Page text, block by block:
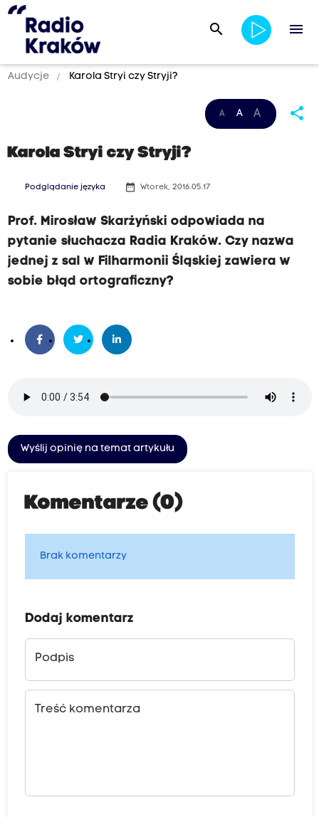
search menu
Audycje Karola Stryi czy Stryji?
A A A share
Karola Stryi czy Stryji?
Podglądanie języka date_range Wtorek, 2016.05.17
Prof. Mirosław Skarżyński odpowiada na
pytanie słuchacza Radia Kraków. Czy nazwa
jednej z sal w Filharmonii Śląskiej zawiera w
sobie błąd ortograficzny?
Wyślij opinię na temat artykułu
Komentarze (0)
Brak komentarzy
Dodaj komentarz
Podpis
Treść komentarza